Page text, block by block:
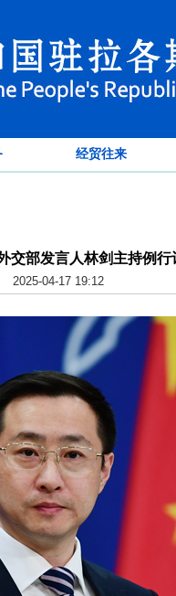
经贸往来
交部发言人林剑主持例行
2025-04-17 19:12